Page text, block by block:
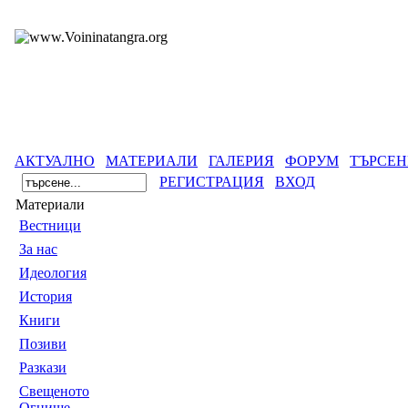
АКТУАЛНО МАТЕРИАЛИ ГАЛЕРИЯ ФОРУМ
РЕГИСТРАЦИЯ
ВХОД
Материали
Вестници
За нас
Идеология
История
Книги
Позиви
Разкази
Свещеното